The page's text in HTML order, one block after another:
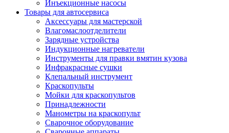
Инъекционные насосы
Товары для автосервиса
Аксессуары для мастерской
Влагомаслоотделители
Зарядные устройства
Индукционные нагреватели
Инструменты для правки вмятин кузова
Инфракрасные сушки
Клепальный инструмент
Краскопульты
Мойки для краскопультов
Принадлежности
Манометры на краскопульт
Сварочное оборудование